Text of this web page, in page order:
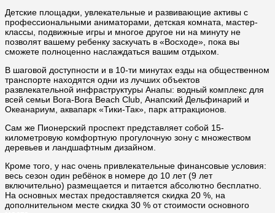
Детские площадки, увлекательные и развивающие активы с
профессиональными аниматорами, детская комната, мастер-
классы, подвижные игры и многое другое ни на минуту не
позволят вашему ребенку заскучать в «Восходе», пока вы
сможете полноценно наслаждаться вашим отдыхом.
В шаговой доступности и в 10-ти минутах езды на общественном
транспорте находятся одни из лучших объектов
развлекательной инфраструктуры Анапы: водный комплекс для
всей семьи Bora-Bora Beach Club, Анапский Дельфинарий и
Океанариум, аквапарк «Тики-Так», парк аттракционов.
Сам же Пионерский проспект представляет собой 15-
километровую комфортную прогулочную зону с множеством
деревьев и ландшафтным дизайном.
Кроме того, у нас очень привлекательные финансовые условия:
весь сезон один ребёнок в номере до 10 лет (9 лет
включительно) размещается и питается абсолютно бесплатно.
На основных местах предоставляется скидка 20 %, на
дополнительном месте скидка 30 % от стоимости основного